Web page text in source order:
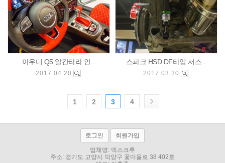
아우디 Q5 알칸타라 인...
2017.04.20
스파크 HSD DF타입 서스...
2017.03.30
1 2 3 4
로그인 회원가입
업체명: 덱스크루
주소: 경기도 고양시 덕양구 꽃마을로 38 402호